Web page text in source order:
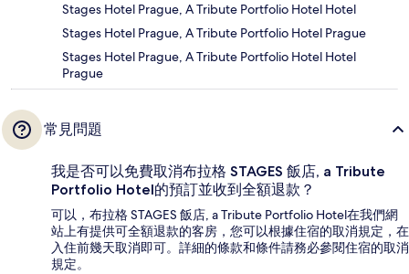
Stages Hotel Prague, A Tribute Portfolio Hotel Hotel
Stages Hotel Prague, A Tribute Portfolio Hotel Prague
Stages Hotel Prague, A Tribute Portfolio Hotel Hotel
Prague
常見問題
我是否可以免費取消布拉格 STAGES 飯店, a Tribute
Portfolio Hotel的預訂並收到全額退款？
可以，布拉格 STAGES 飯店, a Tribute Portfolio Hotel在我們網
站上有提供可全額退款的客房，您可以根據住宿的取消規定，在
入住前幾天取消即可。詳細的條款和條件請務必參閱住宿的取消
規定。